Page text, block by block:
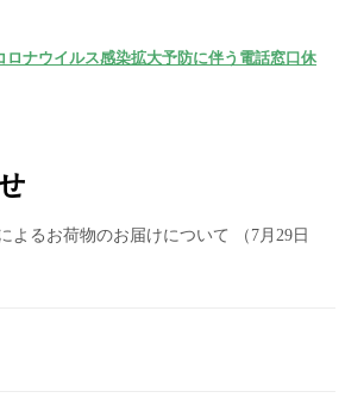
ロナウイルス感染拡大予防に伴う電話窓口休
よるお荷物のお届けについて （7月29日